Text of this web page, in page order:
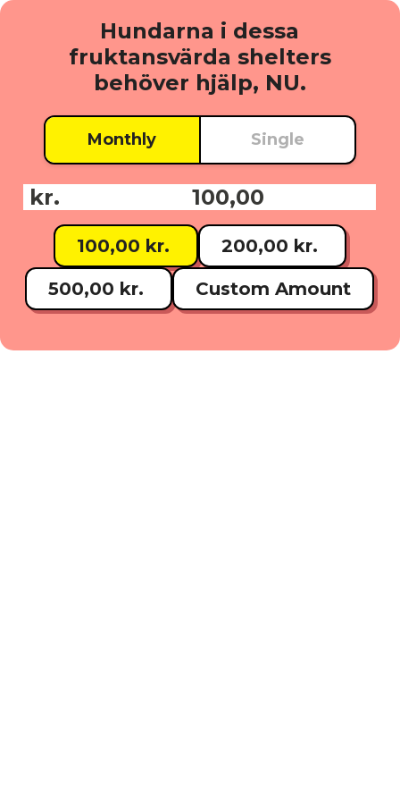
Hundarna i dessa
fruktansvärda shelters
behöver hjälp, NU.
Monthly Single
Donationsbelopp:
kr.
100,00 kr.
200,00 kr.
500,00 kr.
Custom Amount